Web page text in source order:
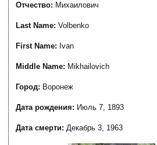
Отчество: Михаилович
Last Name:Volbenko
First Name: Ivan
Middle Name: Mikhailovich
Город: Воронеж
Дата рождения: Июль 7, 1893
Дата смерти:Декабрь 3, 1963